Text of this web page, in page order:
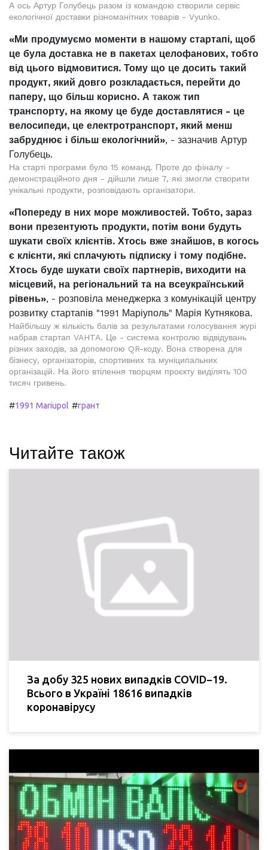
А ось Артур Голубець разом із командою створили сервіс
екологічної доставки різноманітних товарів - Vyunko.
«Ми продумуємо моменти в нашому стартапі, щоб
це була доставка не в пакетах целофанових, тобто
від цього відмовитися. Тому що це досить такий
продукт, який довго розкладається, перейти до
паперу, що більш корисно. А також тип
транспорту, на якому це буде доставлятися - це
велосипеди, це електротранспорт, який менш
забруднює і більш екологічний», - зазначив Артур
Голубець.
На старті програми було 15 команд. Проте до фіналу -
демонстраційного дня - дійшли лише 7, які змогли створити
унікальні продукти, розповідають організатори.
«Попереду в них море можливостей. Тобто, зараз
вони презентують продукти, потім вони будуть
шукати своїх клієнтів. Хтось вже знайшов, в когось
є клієнти, які сплачують підписку і тому подібне.
Хтось буде шукати своїх партнерів, виходити на
місцевий, на регіональний та на всеукраїнський
рівень», - розповіла менеджерка з комунікацій центру
розвитку стартапів "1991 Маріуполь" Марія Кутнякова.
Найбільшу ж кількість балів за результатами голосування журі
набрав стартап VAHTA. Це - система контролю відвідувань
різних заходів, за допомогою QR-коду. Вона створена для
бізнесу, організаторів, спортивних та муніципальних
організацій. На його втілення творцям проєкту виділять 100
тисяч гривень.
#1991 Mariupol #грант
Читайте також
За добу 325 нових випадків COVID−19.
Всього в Україні 18616 випадків
коронавірусу